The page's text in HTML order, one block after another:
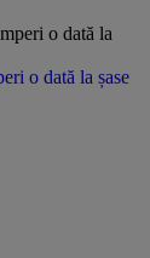
o dată la șase